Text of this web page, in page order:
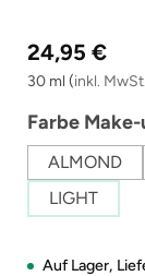
Regulärer Preis:
24,95 €
30 ml (inkl. MwSt.
Farbe
ALMOND
LIGHT
Auf Lager,